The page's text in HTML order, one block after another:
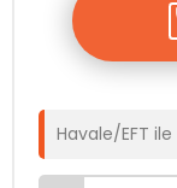
Havale/EFT ile